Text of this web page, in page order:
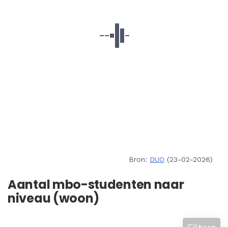
Bron: DUO (23-02-2026)
Aantal mbo-studenten naar
niveau (woon)